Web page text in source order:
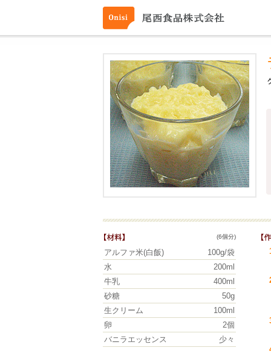
(6個分)
アルファ米(白飯)
100g/袋
水
200ml
牛乳
400ml
砂糖
50g
生クリーム
100ml
卵
2個
バニラエッセンス
少々